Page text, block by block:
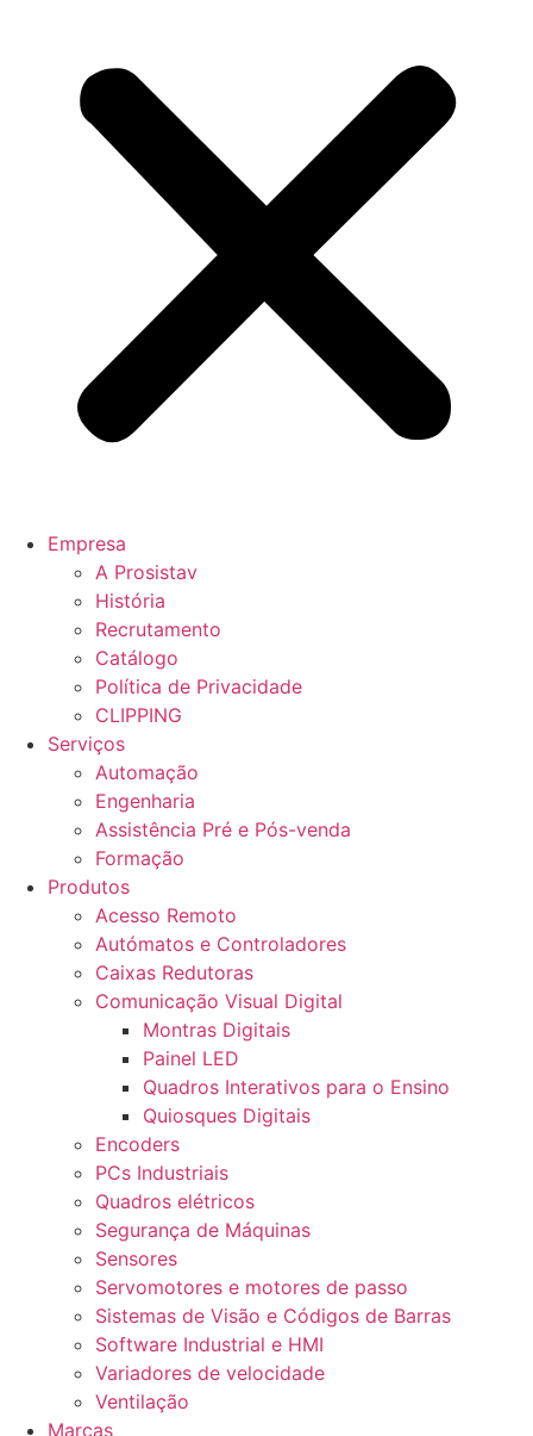
Empresa
A Prosistav
História
Recrutamento
Catálogo
Política de Privacidade
CLIPPING
Serviços
Automação
Engenharia
Assistência Pré e Pós-venda
Formação
Produtos
Acesso Remoto
Autómatos e Controladores
Caixas Redutoras
Comunicação Visual Digital
Montras Digitais
Painel LED
Quadros Interativos para o Ensino
Quiosques Digitais
Encoders
PCs Industriais
Quadros elétricos
Segurança de Máquinas
Sensores
Servomotores e motores de passo
Sistemas de Visão e Códigos de Barras
Software Industrial e HMI
Variadores de velocidade
Ventilação
Marcas